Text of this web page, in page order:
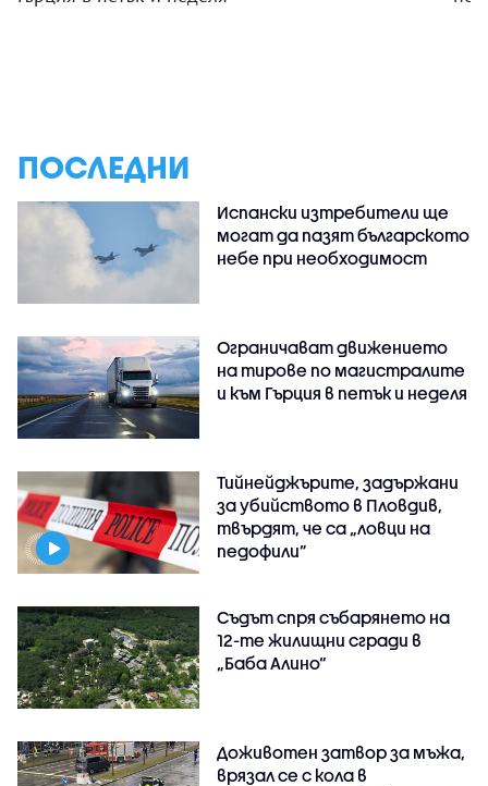
ПОСЛЕДНИ
Испански изтребители ще
могат да пазят българското
небе при необходимост
Ограничават движението
на тирове по магистралите
и към Гърция в петък и неделя
Тийнейджърите, задържани
за убийството в Пловдив,
твърдят, че са „ловци на
педофили”
Съдът спря събарянето на
12-те жилищни сгради в
„Баба Алино“
Доживотен затвор за мъжа,
врязал се с кола в